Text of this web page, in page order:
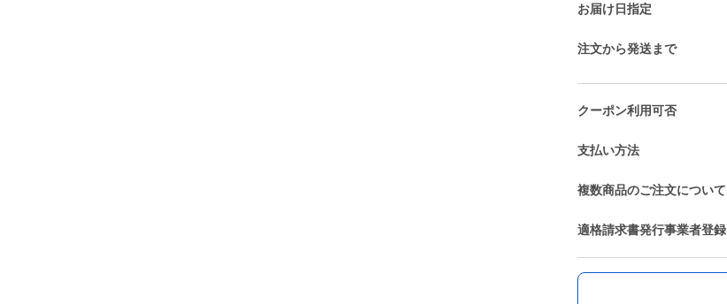
お届け日指定
注文から発送まで
クーポン利用可否
支払い方法
複数商品のご注文について
適格請求書発行事業者登録